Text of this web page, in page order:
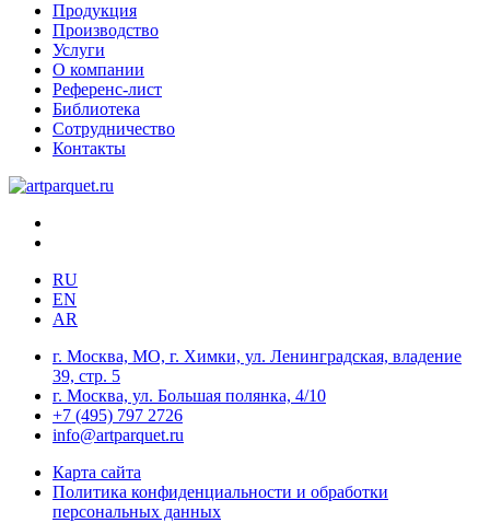
Продукция
Производство
Услуги
О компании
Референс-лист
Библиотека
Сотрудничество
Контакты
RU
EN
AR
г. Москва, МО, г. Химки, ул. Ленинградская, владение
39, стр. 5
г. Москва, ул. Большая полянка, 4/10
+7 (495) 797 2726
info@artparquet.ru
Карта сайта
Политика конфиденциальности и обработки
персональных данных